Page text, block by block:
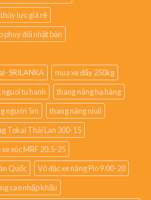
lực giá rẻ
phuy đôi nhật bản
SRILANKA
mua xe đẩy 250kg
tu hanh
thang nâng hạ hàng
người 5m
thang nâng niuli
Tokai Thái Lan 300-15
xe xúc MRF 20.5-25
Quốc
Vỏ đặc xe nâng Pio 9.00-20
cao nhập khẩu